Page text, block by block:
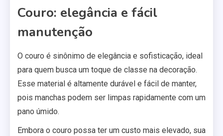
Couro: elegância e fácil
manutenção
O couro é sinônimo de elegância e sofisticação, ideal
para quem busca um toque de classe na decoração.
Esse material é altamente durável e fácil de manter,
pois manchas podem ser limpas rapidamente com um
pano úmido.
Embora o couro possa ter um custo mais elevado, sua